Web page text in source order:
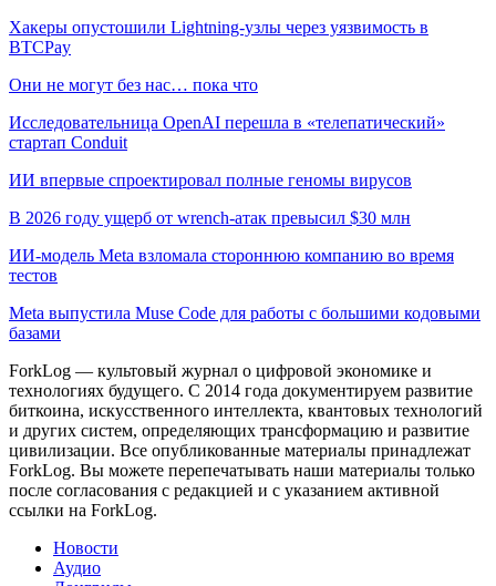
Хакеры опустошили Lightning-узлы через уязвимость в
BTCPay
Они не могут без нас… пока что
Исследовательница OpenAI перешла в «телепатический»
стартап Conduit
ИИ впервые спроектировал полные геномы вирусов
В 2026 году ущерб от wrench-атак превысил $30 млн
ИИ-модель Meta взломала стороннюю компанию во время
тестов
Meta выпустила Muse Code для работы с большими кодовыми
базами
ForkLog — культовый журнал о цифровой экономике и
технологиях будущего. С 2014 года документируем развитие
биткоина, искусственного интеллекта, квантовых технологий
и других систем, определяющих трансформацию и развитие
цивилизации. Все опубликованные материалы принадлежат
ForkLog. Вы можете перепечатывать наши материалы только
после согласования с редакцией и с указанием активной
ссылки на ForkLog.
Новости
Аудио